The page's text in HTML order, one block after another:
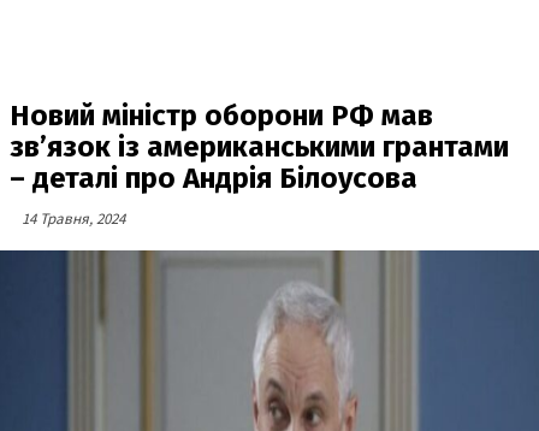
Новий міністр оборони РФ мав
зв’язок із американськими грантами
– деталі про Андрія Білоусова
14 Травня, 2024